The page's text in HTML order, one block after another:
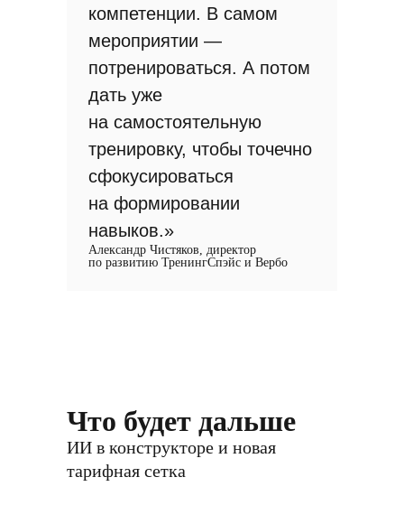
компетенции. В самом
мероприятии —
потренироваться. А потом
дать уже
на самостоятельную
тренировку, чтобы точечно
сфокусироваться
на формировании
навыков.»
Александр Чистяков, директор
по развитию ТренингСпэйс и Вербо
Что будет дальше
ИИ в конструкторе и новая
тарифная сетка